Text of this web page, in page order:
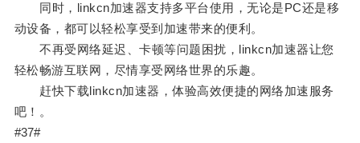
同时，linkcn加速器支持多平台使用，无论是PC还是移
动设备，都可以轻松享受到加速带来的便利。
不再受网络延迟、卡顿等问题困扰，linkcn加速器让您
轻松畅游互联网，尽情享受网络世界的乐趣。
赶快下载linkcn加速器，体验高效便捷的网络加速服务
吧！。
#37#